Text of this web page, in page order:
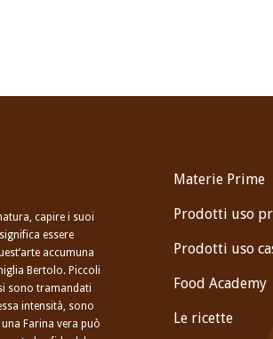
capire i suoi
essere
accumuna
Bertolo. Piccoli
sono tramandati
intensità, sono
Farina vera può
Materie Prime
Prodotti uso
Prodotti uso
Food Academy
Le ricette